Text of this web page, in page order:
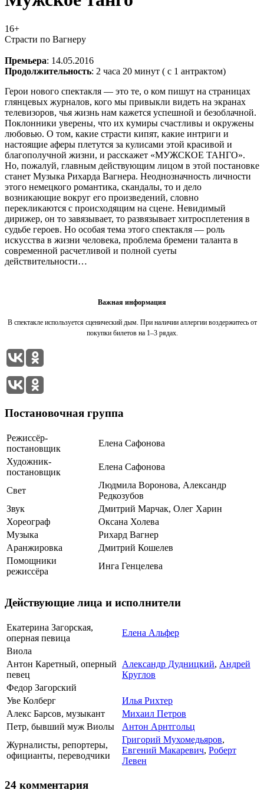
16+
Страсти по Вагнеру
Премьера: 14.05.2016
Продолжительность: 2 часа 20 минут ( с 1 антрактом)
Герои нового спектакля — это те, о ком пишут на страницах
глянцевых журналов, кого мы привыкли видеть на экранах
телевизоров, чья жизнь нам кажется успешной и безоблачной.
Поклонники уверены, что их кумиры счастливы и окружены
любовью. О том, какие страсти кипят, какие интриги и
настоящие аферы плетутся за кулисами этой красивой и
благополучной жизни, и расскажет «МУЖСКОЕ ТАНГО».
Но, пожалуй, главным действующим лицом в этой постановке
станет Музыка Рихарда Вагнера. Неоднозначность личности
этого немецкого романтика, скандалы, то и дело
возникающие вокруг его произведений, словно
перекликаются с происходящим на сцене. Невидимый
дирижер, он то завязывает, то развязывает хитросплетения в
судьбе героев. Но особая тема этого спектакля — роль
искусства в жизни человека, проблема бремени таланта в
современной расчетливой и полной суеты
действительности…
Важная информация
В спектакле используется сценический дым. При наличии аллергии воздержитесь от
покупки билетов на 1–3 рядах.
Постановочная группа
Режиссёр-
постановщик
Елена Сафонова
Художник-
постановщик
Елена Сафонова
Свет
Людмила Воронова, Александр
Редкозубов
Звук
Дмитрий Марчак, Олег Харин
Хореограф
Оксана Холева
Музыка
Рихард Вагнер
Аранжировка
Дмитрий Кошелев
Помощники
режиссёра
Инга Генцелева
Действующие лица и исполнители
Екатерина Загорская,
оперная певица
Елена Альфер
Виола
Антон Каретный, оперный
певец
Александр Дудницкий, Андрей
Круглов
Федор Загорский
Уве Колберг
Илья Рихтер
Алекс Барсов, музыкант
Михаил Петров
Петр, бывший муж Виолы
Антон Арнтгольц
Журналисты, репортеры,
официанты, переводчики
Григорий Мухомедьяров,
Евгений Макаревич, Роберт
Левен
24 комментария